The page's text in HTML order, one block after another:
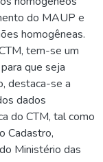
do MAUP e
homogêneas.
tem-se um
que seja
destaca-se a
dados
do CTM, tal como
Cadastro,
Ministério das